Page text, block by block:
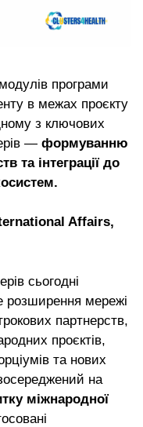
модулів програми
в межах проєкту
з ключових
— формуванню
та інтеграції до
Affairs,
сьогодні
мережі
партнерств,
проєктів,
та нових
на
міжнародної